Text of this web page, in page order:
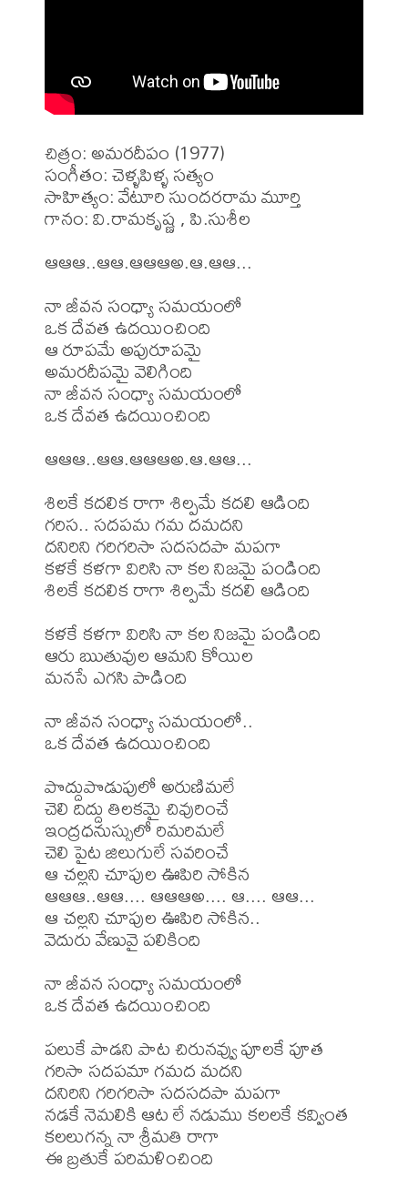
చిత్రం: అమరదీపం (1977)
సంగీతం: చెళ్ళపిళ్ళ సత్యం
సాహిత్యం: వేటూరి సుందరరామ మూర్తి
గానం: వి.రామకృష్ణ , పి.సుశీల
ఆఆఆ..ఆఆ.ఆఆఆఅ.ఆ.ఆఆ...
నా జీవన సంధ్యా సమయంలో
ఒక దేవత ఉదయించింది
ఆ రూపమే అపురూపమై
అమరదీపమై వెలిగింది
నా జీవన సంధ్యా సమయంలో
ఒక దేవత ఉదయించింది
ఆఆఆ..ఆఆ.ఆఆఆఅ.ఆ.ఆఆ...
శిలకే కదలిక రాగా శిల్పమే కదలి ఆడింది
గరిస.. సదపమ గమ దమదని
దనిరిని గరిగరిసా సదసదపా మపగా
కళకే కళగా విరిసి నా కల నిజమై పండింది
శిలకే కదలిక రాగా శిల్పమే కదలి ఆడింది
కళకే కళగా విరిసి నా కల నిజమై పండింది
ఆరు ఋతువుల ఆమని కోయిల
మనసే ఎగసి పాడింది
నా జీవన సంధ్యా సమయంలో..
ఒక దేవత ఉదయించింది
పొద్దుపొడుపులో అరుణిమలే
చెలి దిద్దు తిలకమై చివురించే
ఇంద్రధనుస్సులో రిమరిమలే
చెలి పైట జిలుగులే సవరించే
ఆ చల్లని చూపుల ఊపిరి సోకిన
ఆఆఆ..ఆఆ.... ఆఆఆఅ.... ఆ.... ఆఆ...
ఆ చల్లని చూపుల ఊపిరి సోకిన..
వెదురు వేణువై పలికింది
నా జీవన సంధ్యా సమయంలో
ఒక దేవత ఉదయించింది
పలుకే పాడని పాట చిరునవ్వు పూలకే పూత
గరిసా సదపమా గమద మదని
దనిరిని గరిగరిసా సదసదపా మపగా
నడకే నెమలికి ఆట లే నడుము కలలకే కవ్వింత
కలలుగన్న నా శ్రీమతి రాగా
ఈ బ్రతుకే పరిమళించింది